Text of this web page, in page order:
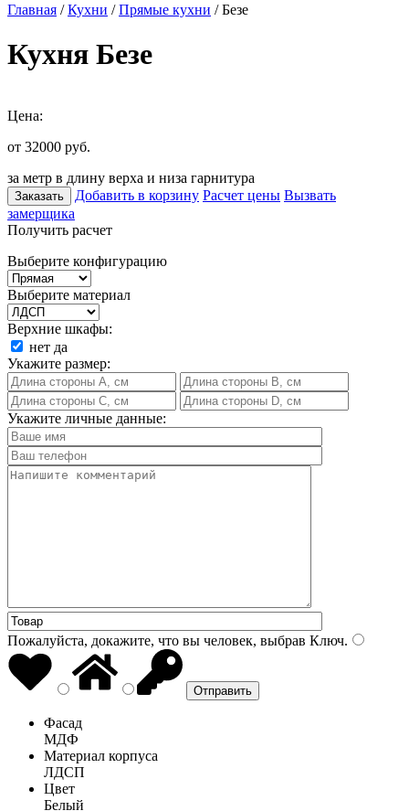
Главная /Кухни /Прямые кухни / Безе
Кухня Безе
Цена:
от 32000 руб.
за метр в длину верха и низа гарнитура
Заказать Добавить в корзину Расчет цены Вызвать
замерщика
Получить расчет
Выберите конфигурацию
Выберите материал
Верхние шкафы:
нет да
Укажите размер:
Укажите личные данные:
Пожалуйста, докажите, что вы человек, выбрав Ключ.
Фасад
МДФ
Материал корпуса
ЛДСП
Цвет
Белый